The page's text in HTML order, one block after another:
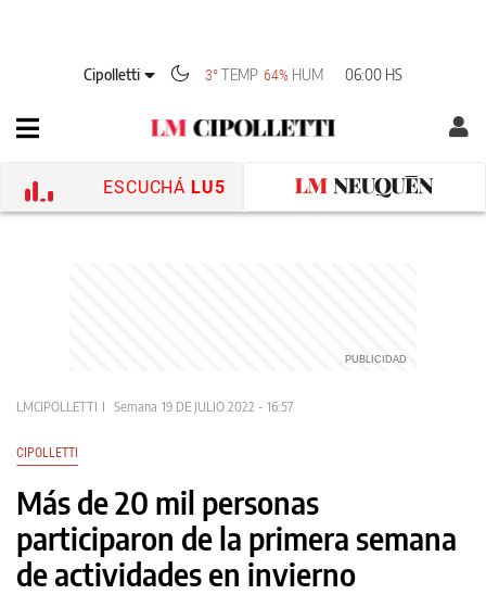
Cipolletti 3° TEMP 64% HUM 06:00 HS
ESCUCHÁ LU5
LMCIPOLLETTI Semana 19 DE JULIO 2022 - 16:57
CIPOLLETTI
Más de 20 mil personas
participaron de la primera semana
de actividades en invierno